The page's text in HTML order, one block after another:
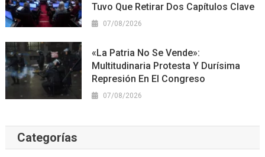
Tuvo Que Retirar Dos Capítulos Clave
07/08/2026
«La Patria No Se Vende»:
Multitudinaria Protesta Y Durísima
Represión En El Congreso
07/08/2026
Categorías